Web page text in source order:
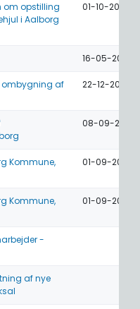
om opstilling
i Aalborg
01-10-2023
16-05-2023
ombygning af
22-12-2022
08-09-2022
Kommune,
01-09-2022
Kommune,
01-09-2022
-
af nye